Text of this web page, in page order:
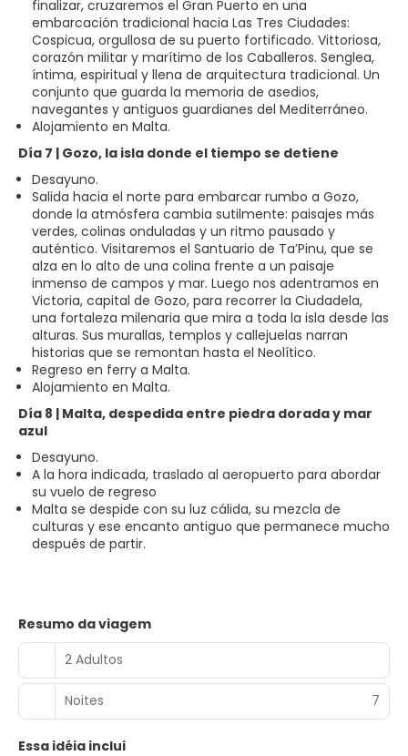
finalizar, cruzaremos el Gran Puerto en una
embarcación tradicional hacia Las Tres Ciudades:
Cospicua, orgullosa de su puerto fortificado. Vittoriosa,
corazón militar y marítimo de los Caballeros. Senglea,
íntima, espiritual y llena de arquitectura tradicional. Un
conjunto que guarda la memoria de asedios,
navegantes y antiguos guardianes del Mediterráneo.
Alojamiento en Malta.
Día 7 | Gozo, la isla donde el tiempo se detiene
Desayuno.
Salida hacia el norte para embarcar rumbo a Gozo,
donde la atmósfera cambia sutilmente: paisajes más
verdes, colinas onduladas y un ritmo pausado y
auténtico. Visitaremos el Santuario de Ta’Pinu, que se
alza en lo alto de una colina frente a un paisaje
inmenso de campos y mar. Luego nos adentramos en
Victoria, capital de Gozo, para recorrer la Ciudadela,
una fortaleza milenaria que mira a toda la isla desde las
alturas. Sus murallas, templos y callejuelas narran
historias que se remontan hasta el Neolítico.
Regreso en ferry a Malta.
Alojamiento en Malta.
Día 8 | Malta, despedida entre piedra dorada y mar
azul
Desayuno.
A la hora indicada, traslado al aeropuerto para abordar
su vuelo de regreso
Malta se despide con su luz cálida, su mezcla de
culturas y ese encanto antiguo que permanece mucho
después de partir.
Resumo da viagem
2 Adultos
Noites 7
Essa idéia inclui